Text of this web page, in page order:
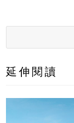
延伸閱讀